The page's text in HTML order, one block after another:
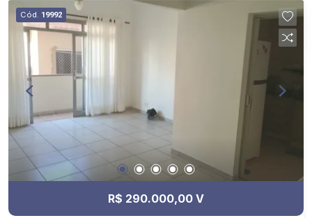
Ribeirão Imóveis - sede na Av. Professor João
Fiusa;
Cód. 19992
R$ 290.000,00 V